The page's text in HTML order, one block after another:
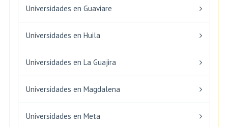
Universidades en Guaviare
Universidades en Huila
Universidades en La Guajira
Universidades en Magdalena
Universidades en Meta